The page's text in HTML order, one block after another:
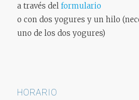
a través del formulario
o con dos yogures y un hilo
uno de los dos yogures)
HORARIO